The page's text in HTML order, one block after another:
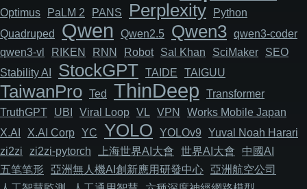
Optimus PaLM 2 PANS Perplexity
Python
Quadruped
Qwen Qwen2.5 Qwen3 qwen3-coder
qwen3-vl
RIKEN RNN Robot Sal Khan SciMaker
SEO
Stability AI
StockGPT TAIDE TAIGUU
TaiwanPro Ted ThinDeep
Transformer
TruthGPT
UBI Viral Loop VL VPN
Works Mobile Japan
X.AI
X.AI Corp YC YOLO YOLOv9
Yuval Noah Harari
zi2zi
zi2zi-pytorch 上海世界AI大會 世界AI大會
中國AI
五笔笔形
亞洲無人機AI創新應用研發中心 亞洲航空公司